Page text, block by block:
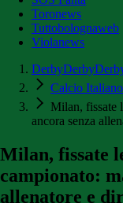
Toronews
Tuttobolognaweb
Violanews
Calcio Italiano
Milan, fissate
ancora senza
Milan, fissate
campionato:
allenatore e